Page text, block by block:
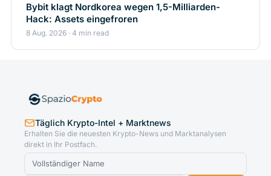
Bybit klagt Nordkorea wegen 1,5-Milliarden-
Hack: Assets eingefroren
8 Aug. 2026 · 4 min read
Täglich Krypto-Intel + Marktnews
Erhalten Sie die neuesten Krypto-News und Marktanalysen
direkt in Ihr Postfach.